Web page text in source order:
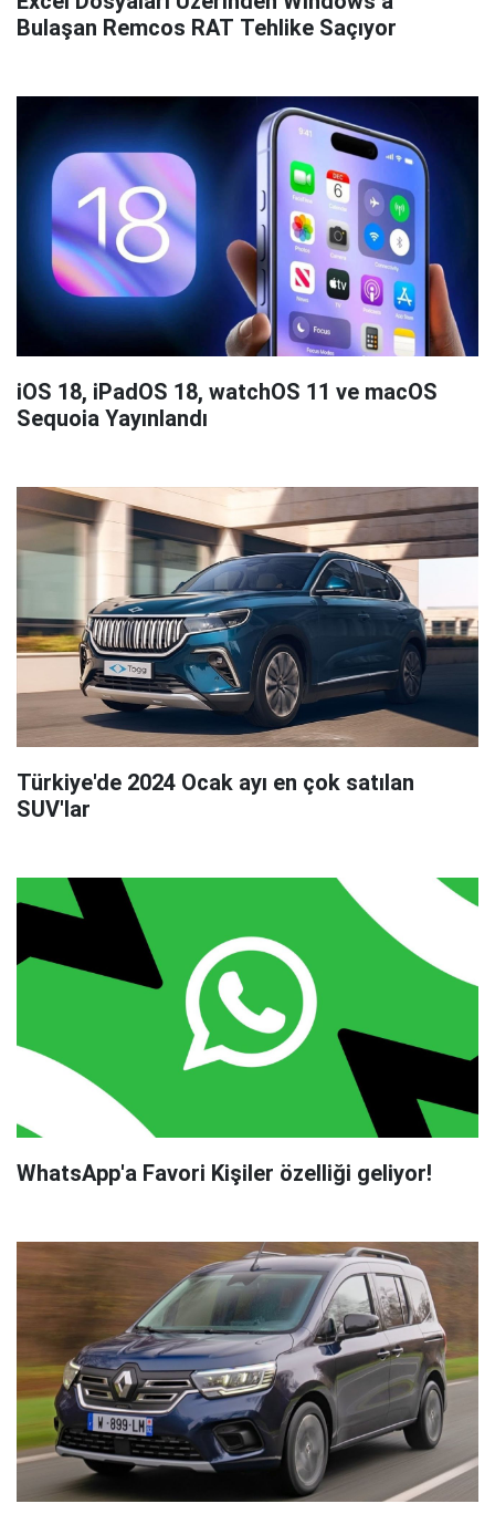
Bulaşan Remcos RAT Tehlike Saçıyor
iOS 18, iPadOS 18, watchOS 11 ve macOS
Sequoia Yayınlandı
Türkiye'de 2024 Ocak ayı en çok satılan
SUV'lar
WhatsApp'a Favori Kişiler özelliği geliyor!